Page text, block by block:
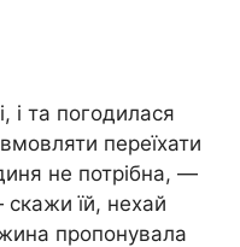
і та погодилася
переїхати
не потрібна, —
їй, нехай
пропонувала